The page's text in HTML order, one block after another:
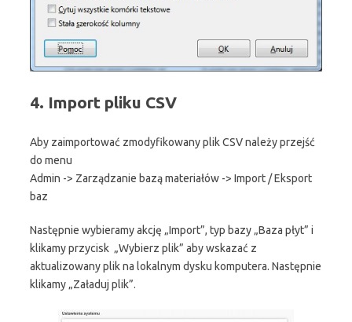
4. Import pliku CSV
Aby zaimportować zmodyfikowany plik CSV należy przejść
do menu
Admin -> Zarządzanie bazą materiałów -> Import / Eksport
baz
Następnie wybieramy akcję „Import”, typ bazy „Baza płyt” i
klikamy przycisk „Wybierz plik” aby wskazać z
aktualizowany plik na lokalnym dysku komputera. Następnie
klikamy „Załaduj plik”.